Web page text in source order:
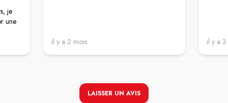
je
une
il y a 2 mois il y a
LAISSER UN AVIS